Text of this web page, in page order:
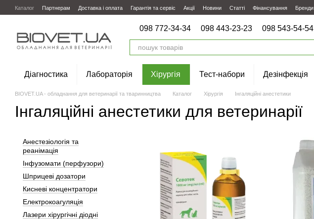
Перейти до основного контенту
Каталог Партнерам Доставка і оплата Гарантія та сервіс Акції Новини Статті Фінансування Бренди
098 772-34-34 098 443-23-23 098 543-54-54
Діагностика Лабораторія Хірургія Тест-набори Дезінфекція
BIOVET.UA - обладнання для ветеринарії та тваринництва Каталог Хірургія Інгаляційні анестетики
Інгаляційні анестетики для ветеринарії
Анестезіологія та
реанімація
Інфузомати (перфузори)
Шприцеві дозатори
Кисневі концентратори
Електрокоагуляція
Лазери хірургічні діодні